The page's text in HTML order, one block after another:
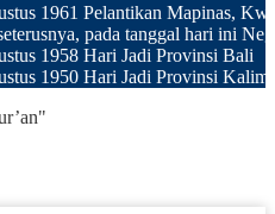
1961 Pelantikan Mapinas,
pada tanggal hari ini
1958 Hari Jadi Provinsi Bali
1950 Hari Jadi Provinsi